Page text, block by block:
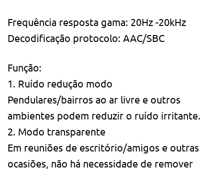
Frequência resposta gama: 20Hz -20kHz
Decodificação protocolo: AAC/SBC
Função:
1. Ruído redução modo
Pendulares/bairros ao ar livre e outros
ambientes podem reduzir o ruído irritante.
2. Modo transparente
Em reuniões de escritório/amigos e outras
ocasiões, não há necessidade de remover